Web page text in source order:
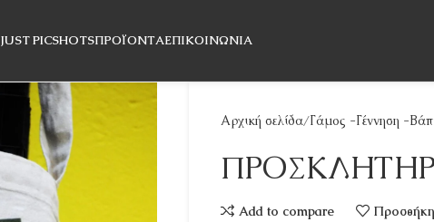
JUST PICSHOTSΠΡΟΪΌΝΤΑΕΠΙΚΟΙΝΩΝΊΑ
Αρχική σελίδα Γάμος -Γέννηση -
Add to compare Προσθήκη